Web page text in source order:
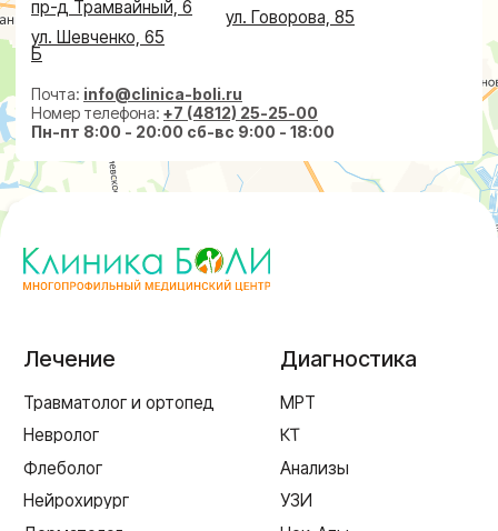
+7 (4812) 25-25-00
Заказать обратный звонок
г. Смоленск
ул. Рыленкова, 11 Б
ул. Рокоссовского, 65
ул. Говорова, 85
ул. Шевченко, 65 Б
Пн-пт 8:00 - 20:00 сб-вс 9:00 - 18:00
На позвоночнике
По проктологии
По флебологии
Пластическая хирургия